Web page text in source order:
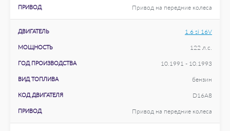
ПРИВОД Привод на передние колеса
ДВИГАТЕЛЬ 1.6 si 16V
МОЩНОСТЬ 122 л.с.
ГОД ПРОИЗВОДСТВА 10.1991 - 10.1993
ВИД ТОПЛИВА бензин
КОД ДВИГАТЕЛЯ D16A8
ПРИВОД Привод на передние колеса